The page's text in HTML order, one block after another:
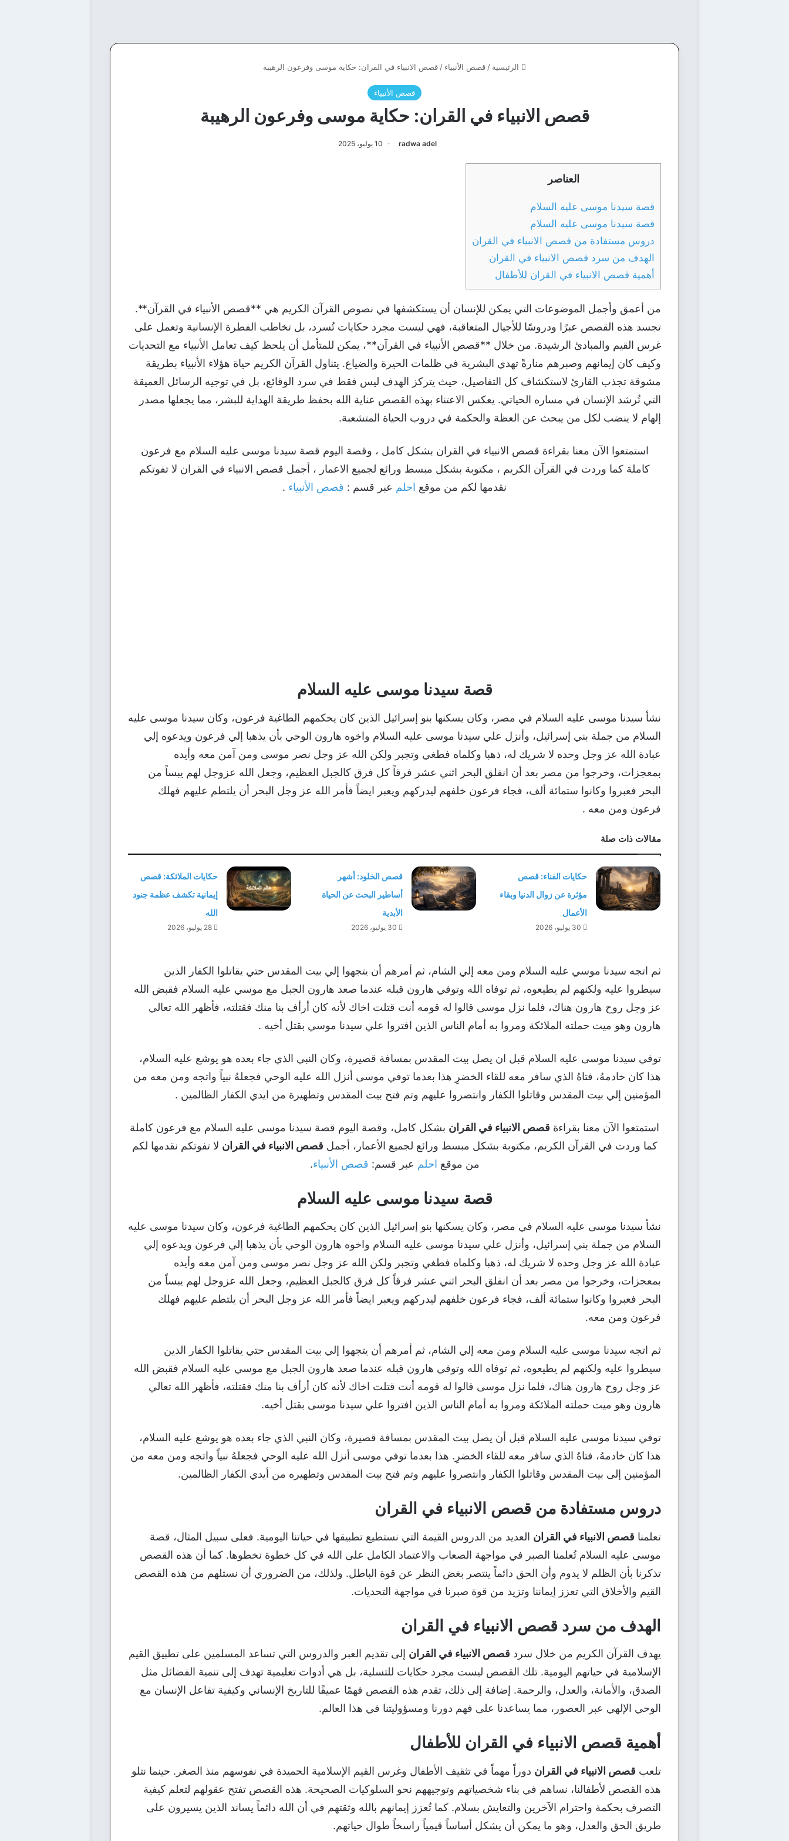
الرئيسية / قصص الأنبياء / قصص الانبياء في القران: حكاية موسى وفرعون الرهيبة
قصص الأنبياء
قصص الانبياء في القران: حكاية موسى وفرعون الرهيبة
radwa adel 10 يوليو، 2025
العناصر
قصة سيدنا موسى عليه السلام
قصة سيدنا موسى عليه السلام
دروس مستفادة من قصص الانبياء في القران
الهدف من سرد قصص الانبياء في القران
أهمية قصص الانبياء في القران للأطفال
من أعمق وأجمل الموضوعات التي يمكن للإنسان أن يستكشفها في نصوص القرآن الكريم هي **قصص الأنبياء في القرآن**.
تجسد هذه القصص عبرًا ودروسًا للأجيال المتعاقبة، فهي ليست مجرد حكايات تُسرد، بل تخاطب الفطرة الإنسانية وتعمل على
غرس القيم والمبادئ الرشيدة. من خلال **قصص الأنبياء في القرآن**، يمكن للمتأمل أن يلحظ كيف تعامل الأنبياء مع التحديات
وكيف كان إيمانهم وصبرهم منارةً تهدي البشرية في ظلمات الحيرة والضياع. يتناول القرآن الكريم حياة هؤلاء الأنبياء بطريقة
مشوقة تجذب القارئ لاستكشاف كل التفاصيل، حيث يتركز الهدف ليس فقط في سرد الوقائع، بل في توجيه الرسائل العميقة
التي تُرشد الإنسان في مساره الحياتي. يعكس الاعتناء بهذه القصص عناية الله بحفظ طريقة الهداية للبشر، مما يجعلها مصدر
إلهام لا ينضب لكل من يبحث عن العظة والحكمة في دروب الحياة المتشعبة.
استمتعوا الآن معنا بقراءة قصص الانبياء في القران بشكل كامل ، وقصة اليوم قصة سيدنا موسى عليه السلام مع فرعون
كاملة كما وردت في القرآن الكريم ، مكتوبة بشكل مبسط ورائع لجميع الاعمار ، أجمل قصص الانبياء في القران لا تفوتكم
نقدمها لكم من موقع احلم عبر قسم : قصص الأنبياء .
قصة سيدنا موسى عليه السلام
نشأ سيدنا موسى عليه السلام في مصر، وكان يسكنها بنو إسرائيل الذين كان يحكمهم الطاغية فرعون، وكان سيدنا موسى عليه
السلام من جملة بني إسرائيل، وأنزل علي سيدنا موسى عليه السلام واخوه هارون الوحي بأن يذهبا إلي فرعون ويدعوه إلي
عبادة الله عز وجل وحده لا شريك له، ذهبا وكلماه فطغي وتجبر ولكن الله عز وجل نصر موسى ومن آمن معه وأيده
بمعجزات، وخرجوا من مصر بعد أن انفلق البحر اثني عشر فرقاً كل فرق كالجبل العظيم، وجعل الله عزوجل لهم يبساً من
البحر فعبروا وكانوا ستمائة ألف، فجاء فرعون خلفهم ليدركهم ويعبر ايضاً فأمر الله عز وجل البحر أن يلتطم عليهم فهلك
فرعون ومن معه .
مقالات ذات صلة
حكايات الفناء: قصص
مؤثرة عن زوال الدنيا وبقاء
الأعمال
30 يوليو، 2026
قصص الخلود: أشهر
أساطير البحث عن الحياة
الأبدية
30 يوليو، 2026
حكايات الملائكة: قصص
إيمانية تكشف عظمة جنود
الله
28 يوليو، 2026
ثم اتجه سيدنا موسي عليه السلام ومن معه إلي الشام، ثم أمرهم أن يتجهوا إلي بيت المقدس حتي يقاتلوا الكفار الذين
سيطروا عليه ولكنهم لم يطيعوه، ثم توفاه الله وتوفي هارون قبله عندما صعد هارون الجبل مع موسي عليه السلام فقبض الله
عز وجل روح هارون هناك، فلما نزل موسى قالوا له قومه أنت قتلت اخاك لأنه كان أرأف بنا منك فقتلته، فأظهر الله تعالي
هارون وهو ميت حملته الملائكة ومروا به أمام الناس الذين افتروا علي سيدنا موسي بقتل أخيه .
توفي سيدنا موسى عليه السلام قبل ان يصل بيت المقدس بمسافة قصيرة، وكان النبي الذي جاء بعده هو يوشع عليه السلام،
هذا كان خادمهُ، فتاهُ الذي سافر معه للقاء الخضرِ هذا بعدما توفي موسى أنزل الله عليه الوحي فجعلهُ نبياً واتجه ومن معه من
المؤمنين إلي بيت المقدس وقاتلوا الكفار وانتصروا عليهم وتم فتح بيت المقدس وتطهيرة من ايدي الكفار الظالمين .
استمتعوا الآن معنا بقراءة قصص الانبياء في القران بشكل كامل، وقصة اليوم قصة سيدنا موسى عليه السلام مع فرعون كاملة
كما وردت في القرآن الكريم، مكتوبة بشكل مبسط ورائع لجميع الأعمار، أجمل قصص الانبياء في القران لا تفوتكم نقدمها لكم
من موقع احلم عبر قسم: قصص الأنبياء.
قصة سيدنا موسى عليه السلام
نشأ سيدنا موسى عليه السلام في مصر، وكان يسكنها بنو إسرائيل الذين كان يحكمهم الطاغية فرعون، وكان سيدنا موسى عليه
السلام من جملة بني إسرائيل، وأنزل علي سيدنا موسى عليه السلام واخوه هارون الوحي بأن يذهبا إلي فرعون ويدعوه إلي
عبادة الله عز وجل وحده لا شريك له، ذهبا وكلماه فطغي وتجبر ولكن الله عز وجل نصر موسى ومن آمن معه وأيده
بمعجزات، وخرجوا من مصر بعد أن انفلق البحر اثني عشر فرقاً كل فرق كالجبل العظيم، وجعل الله عزوجل لهم يبساً من
البحر فعبروا وكانوا ستمائة ألف، فجاء فرعون خلفهم ليدركهم ويعبر ايضاً فأمر الله عز وجل البحر أن يلتطم عليهم فهلك
فرعون ومن معه.
ثم اتجه سيدنا موسى عليه السلام ومن معه إلي الشام، ثم أمرهم أن يتجهوا إلي بيت المقدس حتي يقاتلوا الكفار الذين
سيطروا عليه ولكنهم لم يطيعوه، ثم توفاه الله وتوفي هارون قبله عندما صعد هارون الجبل مع موسي عليه السلام فقبض الله
عز وجل روح هارون هناك، فلما نزل موسى قالوا له قومه أنت قتلت اخاك لأنه كان أرأف بنا منك فقتلته، فأظهر الله تعالي
هارون وهو ميت حملته الملائكة ومروا به أمام الناس الذين افتروا علي سيدنا موسى بقتل أخيه.
توفي سيدنا موسى عليه السلام قبل أن يصل بيت المقدس بمسافة قصيرة، وكان النبي الذي جاء بعده هو يوشع عليه السلام،
هذا كان خادمهُ، فتاهُ الذي سافر معه للقاء الخضرِ. هذا بعدما توفي موسى أنزل الله عليه الوحي فجعلهُ نبياً واتجه ومن معه من
المؤمنين إلى بيت المقدس وقاتلوا الكفار وانتصروا عليهم وتم فتح بيت المقدس وتطهيره من أيدي الكفار الظالمين.
دروس مستفادة من قصص الانبياء في القران
تعلمنا قصص الانبياء في القران العديد من الدروس القيمة التي نستطيع تطبيقها في حياتنا اليومية. فعلى سبيل المثال، قصة
موسى عليه السلام تُعلمنا الصبر في مواجهة الصعاب والاعتماد الكامل على الله في كل خطوة نخطوها. كما أن هذه القصص
تذكرنا بأن الظلم لا يدوم وأن الحق دائماً ينتصر بغض النظر عن قوة الباطل. ولذلك، من الضروري أن نستلهم من هذه القصص
القيم والأخلاق التي تعزز إيماننا وتزيد من قوة صبرنا في مواجهة التحديات.
الهدف من سرد قصص الانبياء في القران
يهدف القرآن الكريم من خلال سرد قصص الانبياء في القران إلى تقديم العبر والدروس التي تساعد المسلمين على تطبيق القيم
الإسلامية في حياتهم اليومية. تلك القصص ليست مجرد حكايات للتسلية، بل هي أدوات تعليمية تهدف إلى تنمية الفضائل مثل
الصدق، والأمانة، والعدل، والرحمة. إضافة إلى ذلك، تقدم هذه القصص فهمًا عميقًا للتاريخ الإنساني وكيفية تفاعل الإنسان مع
الوحي الإلهي عبر العصور، مما يساعدنا على فهم دورنا ومسؤوليتنا في هذا العالم.
أهمية قصص الانبياء في القران للأطفال
تلعب قصص الانبياء في القران دوراً مهماً في تثقيف الأطفال وغرس القيم الإسلامية الحميدة في نفوسهم منذ الصغر. حينما نتلو
هذه القصص لأطفالنا، نساهم في بناء شخصياتهم وتوجيههم نحو السلوكيات الصحيحة. هذه القصص تفتح عقولهم لتعلم كيفية
التصرف بحكمة واحترام الآخرين والتعايش بسلام. كما تُعزز إيمانهم بالله وثقتهم في أن الله دائماً يساند الذين يسيرون على
طريق الحق والعدل، وهو ما يمكن أن يشكل أساساً قيمياً راسخاً طوال حياتهم.